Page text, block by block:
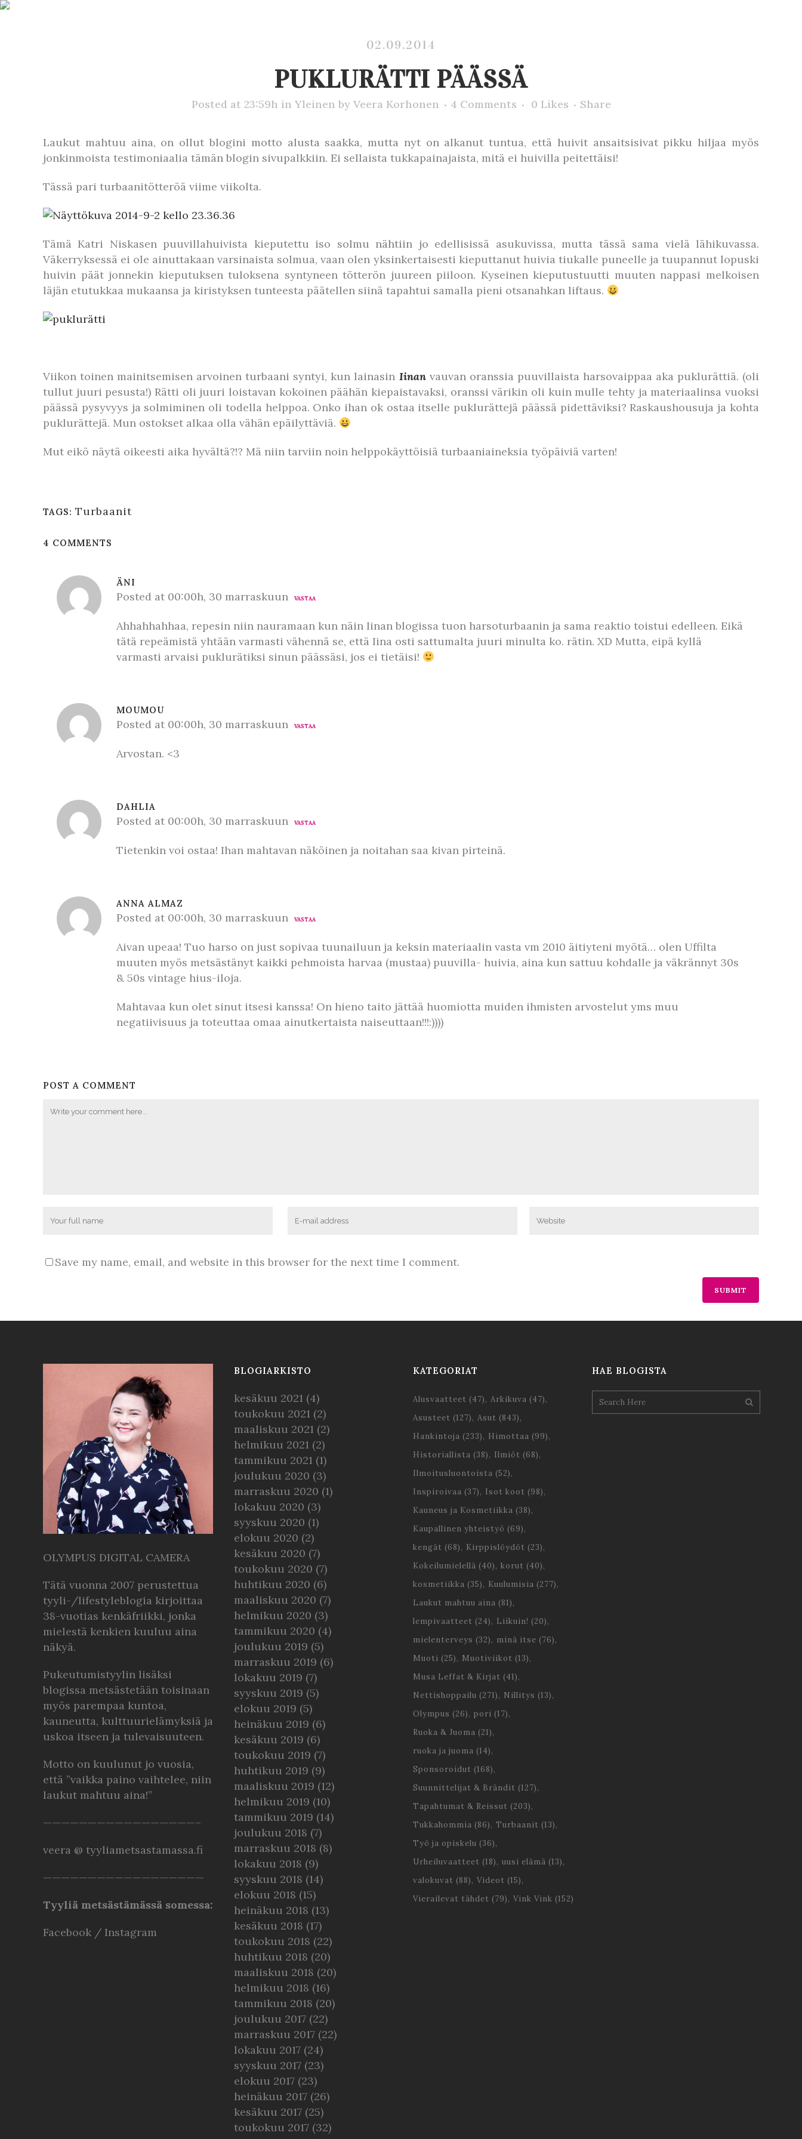
02.09.2014
PUKLURÄTTI PÄÄSSÄ
Posted at 23:59h in Yleinen by Veera Korhonen 4 Comments 0 Likes Share
Laukut mahtuu aina, on ollut blogini motto alusta saakka, mutta nyt on alkanut tuntua, että huivit ansaitsisivat pikku hiljaa myös
jonkinmoista testimoniaalia tämän blogin sivupalkkiin. Ei sellaista tukkapainajaista, mitä ei huivilla peitettäisi!
Tässä pari turbaanitötteröä viime viikolta.
Tämä Katri Niskasen puuvillahuivista kieputettu iso solmu nähtiin jo edellisissä asukuvissa, mutta tässä sama vielä lähikuvassa.
Väkerryksessä ei ole ainuttakaan varsinaista solmua, vaan olen yksinkertaisesti kieputtanut huivia tiukalle puneelle ja tuupannut lopuski
huivin päät jonnekin kieputuksen tuloksena syntyneen tötterön juureen piiloon. Kyseinen kieputustuutti muuten nappasi melkoisen
läjän etutukkaa mukaansa ja kiristyksen tunteesta päätellen siinä tapahtui samalla pieni otsanahkan liftaus.
Viikon toinen mainitsemisen arvoinen turbaani syntyi, kun lainasin Iinan vauvan oranssia puuvillaista harsovaippaa aka puklurättiä. (oli
tullut juuri pesusta!) Rätti oli juuri loistavan kokoinen päähän kiepaistavaksi, oranssi värikin oli kuin mulle tehty ja materiaalinsa vuoksi
päässä pysyvyys ja solmiminen oli todella helppoa. Onko ihan ok ostaa itselle puklurättejä päässä pidettäviksi? Raskaushousuja ja kohta
puklurättejä. Mun ostokset alkaa olla vähän epäilyttäviä.
Mut eikö näytä oikeesti aika hyvältä?!? Mä niin tarviin noin helppokäyttöisiä turbaaniaineksia työpäiviä varten!
TAGS: Turbaanit
4 COMMENTS
ÄNI
Posted at 00:00h, 30 marraskuun VASTAA
Ahhahhahhaa, repesin niin nauramaan kun näin Iinan blogissa tuon harsoturbaanin ja sama reaktio toistui edelleen. Eikä
tätä repeämistä yhtään varmasti vähennä se, että Iina osti sattumalta juuri minulta ko. rätin. XD Mutta, eipä kyllä
varmasti arvaisi puklurätiksi sinun päässäsi, jos ei tietäisi!
MOUMOU
Posted at 00:00h, 30 marraskuun VASTAA
Arvostan. <3
DAHLIA
Posted at 00:00h, 30 marraskuun VASTAA
Tietenkin voi ostaa! Ihan mahtavan näköinen ja noitahan saa kivan pirteinä.
ANNA ALMAZ
Posted at 00:00h, 30 marraskuun VASTAA
Aivan upeaa! Tuo harso on just sopivaa tuunailuun ja keksin materiaalin vasta vm 2010 äitiyteni myötä… olen Uffilta
muuten myös metsästänyt kaikki pehmoista harvaa (mustaa) puuvilla- huivia, aina kun sattuu kohdalle ja väkrännyt 30s
& 50s vintage hius-iloja.
Mahtavaa kun olet sinut itsesi kanssa! On hieno taito jättää huomiotta muiden ihmisten arvostelut yms muu
negatiivisuus ja toteuttaa omaa ainutkertaista naiseuttaan!!!:))))
POST A COMMENT
Save my name, email, and website in this browser for the next time I comment.
OLYMPUS DIGITAL CAMERA
Tätä vuonna 2007 perustettua
tyyli-/lifestyleblogia kirjoittaa
38-vuotias kenkäfriikki, jonka
mielestä kenkien kuuluu aina
näkyä.
Pukeutumistyylin lisäksi
blogissa metsästetään toisinaan
myös parempaa kuntoa,
kauneutta, kulttuurielämyksiä ja
uskoa itseen ja tulevaisuuteen.
Motto on kuulunut jo vuosia,
että ”vaikka paino vaihtelee, niin
laukut mahtuu aina!”
—————————————————–
veera @ tyyliametsastamassa.fi
——————————————————
Tyyliä metsästämässä somessa:
Facebook / Instagram
BLOGIARKISTO
kesäkuu 2021 (4)
toukokuu 2021 (2)
maaliskuu 2021 (2)
helmikuu 2021 (2)
tammikuu 2021 (1)
joulukuu 2020 (3)
marraskuu 2020 (1)
lokakuu 2020 (3)
syyskuu 2020 (1)
elokuu 2020 (2)
kesäkuu 2020 (7)
toukokuu 2020 (7)
huhtikuu 2020 (6)
maaliskuu 2020 (7)
helmikuu 2020 (3)
tammikuu 2020 (4)
joulukuu 2019 (5)
marraskuu 2019 (6)
lokakuu 2019 (7)
syyskuu 2019 (5)
elokuu 2019 (5)
heinäkuu 2019 (6)
kesäkuu 2019 (6)
toukokuu 2019 (7)
huhtikuu 2019 (9)
maaliskuu 2019 (12)
helmikuu 2019 (10)
tammikuu 2019 (14)
joulukuu 2018 (7)
marraskuu 2018 (8)
lokakuu 2018 (9)
syyskuu 2018 (14)
elokuu 2018 (15)
heinäkuu 2018 (13)
kesäkuu 2018 (17)
toukokuu 2018 (22)
huhtikuu 2018 (20)
maaliskuu 2018 (20)
helmikuu 2018 (16)
tammikuu 2018 (20)
joulukuu 2017 (22)
marraskuu 2017 (22)
lokakuu 2017 (24)
syyskuu 2017 (23)
elokuu 2017 (23)
heinäkuu 2017 (26)
kesäkuu 2017 (25)
toukokuu 2017 (32)
KATEGORIAT
Alusvaatteet (47) Arkikuva (47)
Asusteet (127) Asut (843)
Hankintoja (233) Himottaa (99)
Historiallista (38) Ilmiöt (68)
Ilmoitusluontoista (52)
Inspiroivaa (37) Isot koot (98)
Kauneus ja Kosmetiikka (38)
Kaupallinen yhteistyö (69)
kengät (68) Kirppislöydöt (23)
Kokeilumielellä (40) korut (40)
kosmetiikka (35) Kuulumisia (277)
Laukut mahtuu aina (81)
lempivaatteet (24) Liikuin! (20)
mielenterveys (32) minä itse (76)
Muoti (25) Muotiviikot (13)
Musa Leffat & Kirjat (41)
Nettishoppailu (271) Nillitys (13)
Olympus (26) pori (17)
Ruoka & Juoma (21)
ruoka ja juoma (14)
Sponsoroidut (168)
Suunnittelijat & Brändit (127)
Tapahtumat & Reissut (203)
Tukkahommia (86) Turbaanit (13)
Työ ja opiskelu (36)
Urheiluvaatteet (18) uusi elämä (13)
valokuvat (88) Videot (15)
Vierailevat tähdet (79) Vink Vink (152)
HAE BLOGISTA